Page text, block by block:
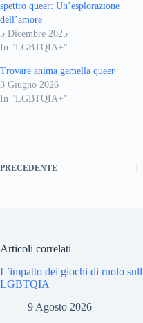
spettro queer: Un’esplorazione
dell’amore
5 Dicembre 2025
In "LGBTQIA+"
Trovare anima gemella queer
3 Giugno 2026
In "LGBTQIA+"
PRECEDENTE
Articoli correlati
L’impatto dei giochi di ruolo
LGBTQIA+
9 Agosto 2026